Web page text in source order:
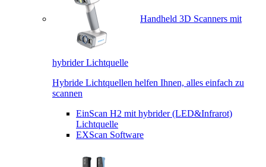
Handheld 3D Scanners mit
hybrider Lichtquelle
Hybride Lichtquellen helfen Ihnen, alles einfach zu
scannen
EinScan H2 mit hybrider (LED&Infrarot)
Lichtquelle
EXScan Software